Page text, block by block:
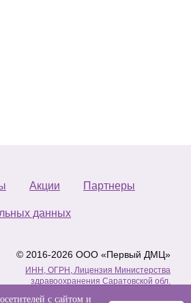
Акции Партнеры
данных
© 2016-2026 ООО «Первый ДМЦ»
ИНН, ОГРН, Лицензия Министерства
здравоохранения Саратовской обл.
с сайтом и